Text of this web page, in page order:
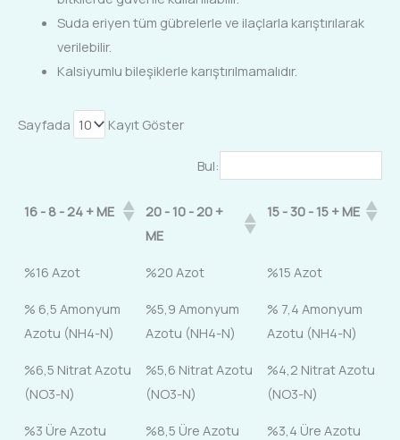
Suda eriyen tüm gübrelerle ve ilaçlarla karıştırılarak
verilebilir.
Kalsiyumlu bileşiklerle karıştırılmamalıdır.
Sayfada Kayıt Göster
Bul:
16 - 8 - 24 + ME
20 - 10 - 20 +
ME
15 - 30 - 15 + ME
%16 Azot %20 Azot %15 Azot
% 6,5 Amonyum
Azotu (NH4-N)
%5,9 Amonyum
Azotu (NH4-N)
% 7,4 Amonyum
Azotu (NH4-N)
%6,5 Nitrat Azotu
(NO3-N)
%5,6 Nitrat Azotu
(NO3-N)
%4,2 Nitrat Azotu
(NO3-N)
%3 Üre Azotu
%8,5 Üre Azotu
%3,4 Üre Azotu